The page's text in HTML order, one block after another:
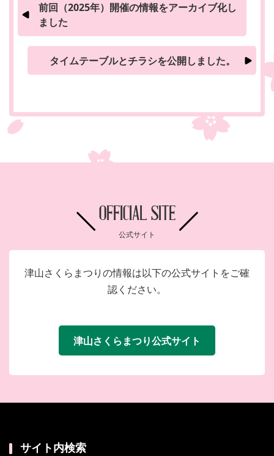
前回（2025年）開催の情報をアーカイブ化し
ました
タイムテーブルとチラシを公開しました。
OFFICIAL SITE
公式サイト
津山さくらまつりの情報は以下の公式サイトをご確
認ください。
津山さくらまつり公式サイト
サイト内検索